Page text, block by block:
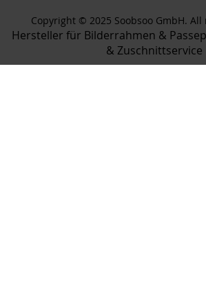
Copyright © 2025 Soobsoo GmbH.
Hersteller für Bilderrahmen &
& Zuschnittservice